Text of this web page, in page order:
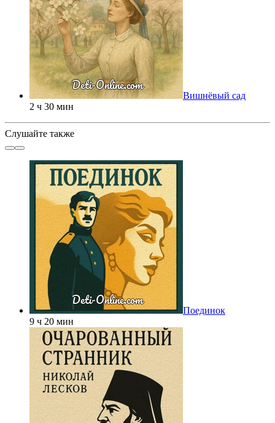
Вишнёвый сад
2 ч 30 мин
Слушайте также
Поединок
9 ч 20 мин